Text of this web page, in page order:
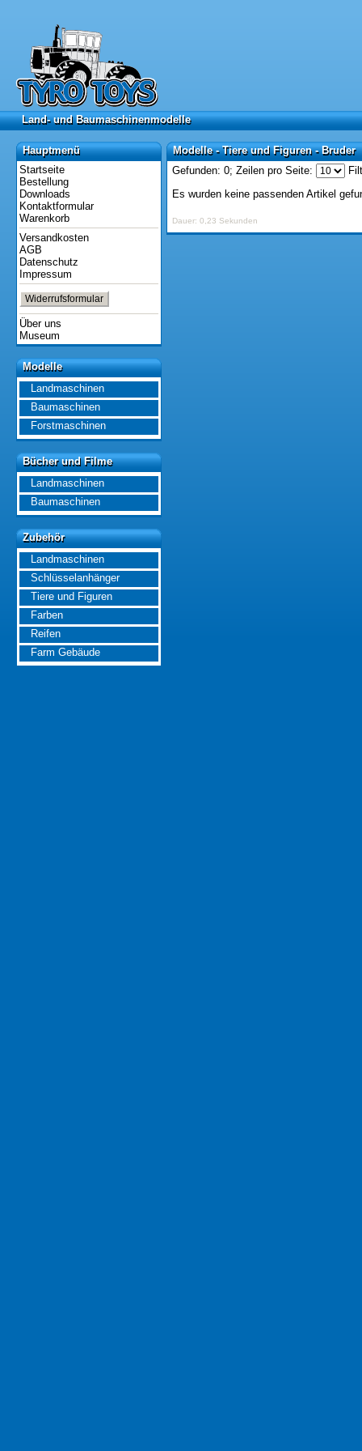
Land- und Baumaschinenmodelle
Land- und Baumaschinenmodelle
Hauptmenü
Hauptmenü
Startseite
Bestellung
Downloads
Kontaktformular
Warenkorb
Versandkosten
AGB
Datenschutz
Impressum
Widerrufsformular
Über uns
Museum
Modelle
Modelle
Landmaschinen
Baumaschinen
Forstmaschinen
Bücher und Filme
Bücher und Filme
Landmaschinen
Baumaschinen
Zubehör
Zubehör
Landmaschinen
Schlüsselanhänger
Tiere und Figuren
Farben
Reifen
Farm Gebäude
Modelle - Tiere und Figuren - Bruder
Modelle - Tiere und Figuren - Bruder
Gefunden: 0; Zeilen pro Seite:
Es wurden keine passenden Artikel
Dauer: 0,23 Sekunden